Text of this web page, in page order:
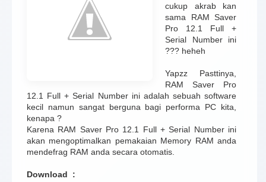
cukup akrab kan
sama RAM Saver
Pro 12.1 Full +
Serial Number ini
??? heheh
Yapzz Pasttinya,
RAM Saver Pro
12.1 Full + Serial Number ini adalah sebuah software
kecil namun sangat berguna bagi performa PC kita,
kenapa ?
Karena RAM Saver Pro 12.1 Full + Serial Number ini
akan mengoptimalkan pemakaian Memory RAM anda
mendefrag RAM anda secara otomatis.
Download :